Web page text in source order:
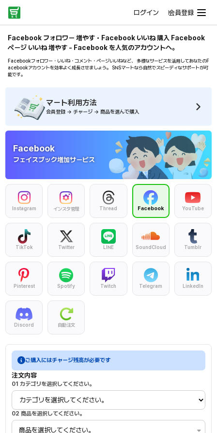
ログイン 会員登録
Facebook フォロワー 増やす・Facebook いいね 購入 Facebook
ページ いいね 増やす - Facebook を人気のアカウントへ。
Facebookフォロワー・いいね・コメント・ページいいねなど、 多様なサービスを活用してあなたのF
acebookアカウントを効率よく成長させましょう。 SNSマートなら自然でスピーディなサポートが可
能です。
マート利用方法
会員登録 → チャージ → 商品を選んで購入
Facebook
フェイスブック増加サービス
Instagram インスタ管理 Thread Facebook YouTube
TikTok Twitter LINE SoundCloud Tumblr
Pinterest Spotify Twitch Telegram LinkedIn
Discord 自動注文
Facebook
ご購入にはチャージ残高が必要です
会員登録後、チャージしてからご注文ください。
注文内容
01 カテゴリを選択してください。
02 商品を選択してください。
商品を選択してください。